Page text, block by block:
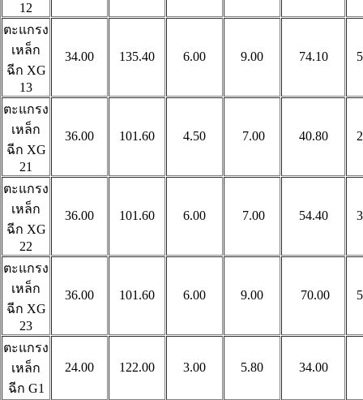
12
ตะแกรง
เหล็ก
ฉีก XG
13
34.00 135.40 6.00 9.00 74.10
ตะแกรง
เหล็ก
ฉีก XG
21
36.00 101.60 4.50 7.00 40.80
ตะแกรง
เหล็ก
ฉีก XG
22
36.00 101.60 6.00 7.00 54.40
ตะแกรง
เหล็ก
ฉีก XG
23
36.00 101.60 6.00 9.00 70.00
ตะแกรง
เหล็ก
ฉีก G1
24.00 122.00 3.00 5.80 34.00